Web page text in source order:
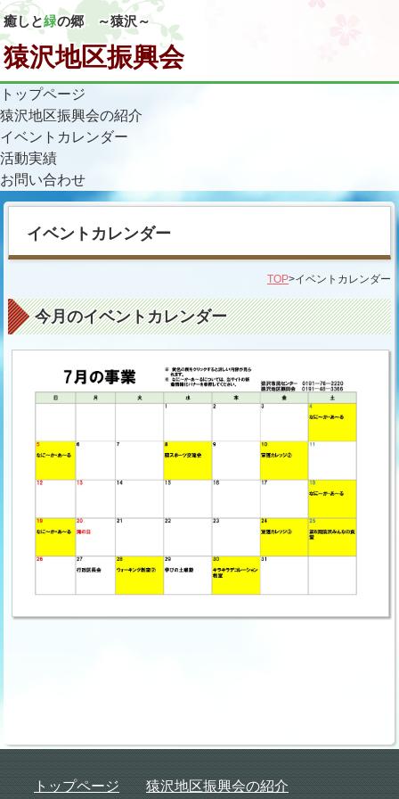
癒しと緑の郷 ～猿沢～
猿沢地区振興会
トップページ
猿沢地区振興会の紹介
イベントカレンダー
活動実績
お問い合わせ
イベントカレンダー
TOP>イベントカレンダー
今月のイベントカレンダー
トップページ 猿沢地区振興会の紹介